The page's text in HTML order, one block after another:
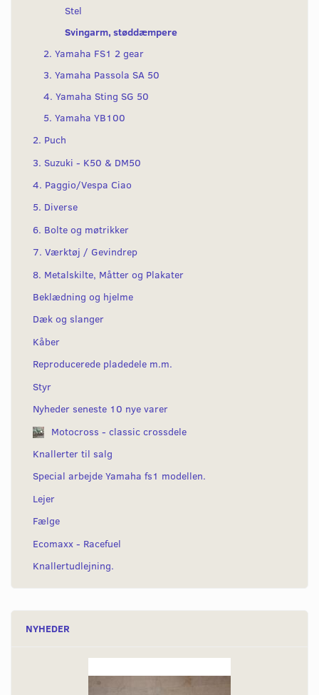
Stel
Svingarm, støddæmpere
2. Yamaha FS1 2 gear
3. Yamaha Passola SA 50
4. Yamaha Sting SG 50
5. Yamaha YB100
2. Puch
3. Suzuki - K50 & DM50
4. Paggio/Vespa Ciao
5. Diverse
6. Bolte og møtrikker
7. Værktøj / Gevindrep
8. Metalskilte, Måtter og Plakater
Beklædning og hjelme
Dæk og slanger
Kåber
Reproducerede pladedele m.m.
Styr
Nyheder seneste 10 nye varer
Motocross - classic crossdele
Knallerter til salg
Special arbejde Yamaha fs1 modellen.
Lejer
Fælge
Ecomaxx - Racefuel
Knallertudlejning.
NYHEDER